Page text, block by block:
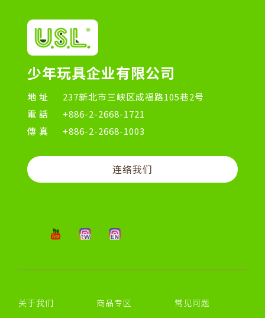
少年玩具企业有限公司
地址
237新北市三峡区成福路105巷2号
電話
+886-2-2668-1721
傳真
+886-2-2668-1003
连络我们
关于我们 商品专区 常见问题